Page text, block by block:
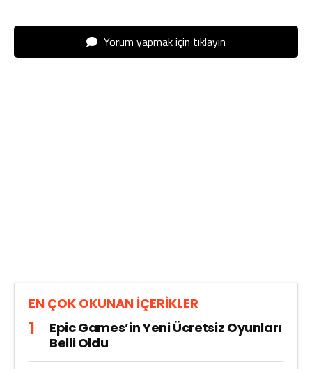
Yorum yapmak için tıklayın
EN ÇOK OKUNAN İÇERİKLER
Epic Games’in Yeni Ücretsiz Oyunları
Belli Oldu